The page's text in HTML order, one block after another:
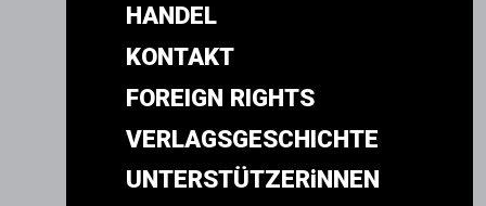
HANDEL
KONTAKT
FOREIGN RIGHTS
VERLAGSGESCHICHTE
UNTERSTÜTZERiNNEN